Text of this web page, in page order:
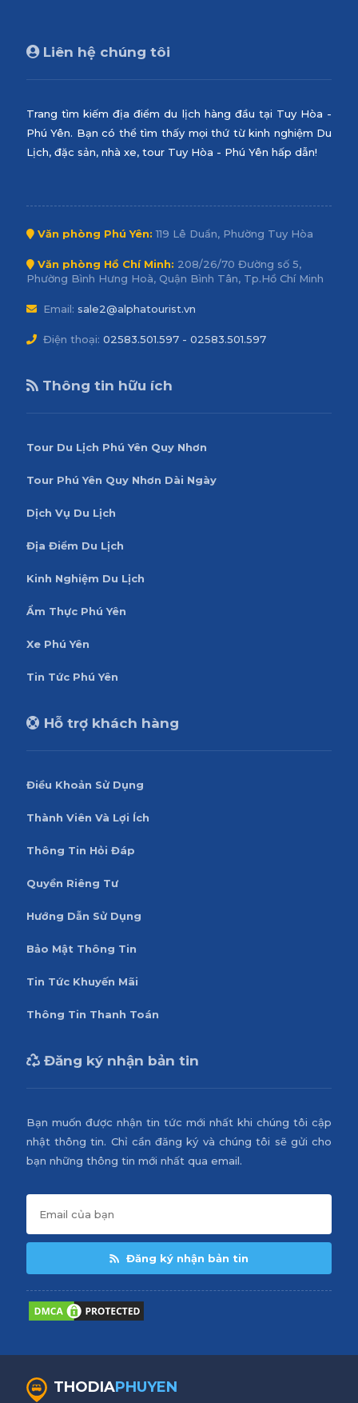
Liên hệ chúng tôi
Trang tìm kiếm địa điểm du lịch hàng đầu tại Tuy Hòa -
Phú Yên. Bạn có thể tìm thấy mọi thứ từ kinh nghiệm Du
Lịch, đặc sản, nhà xe, tour Tuy Hòa - Phú Yên hấp dẫn!
Văn phòng Phú Yên: 119 Lê Duẩn, Phường Tuy Hòa
Văn phòng Hồ Chí Minh: 208/26/70 Đường số 5,
Phường Bình Hưng Hoà, Quận Bình Tân, Tp.Hồ Chí Minh
Email: sale2@alphatourist.vn
Điện thoại: 02583.501.597 - 02583.501.597
Thông tin hữu ích
Tour Du Lịch Phú Yên Quy Nhơn
Tour Phú Yên Quy Nhơn Dài Ngày
Dịch Vụ Du Lịch
Địa Điểm Du Lịch
Kinh Nghiệm Du Lịch
Ẩm Thực Phú Yên
Xe Phú Yên
Tin Tức Phú Yên
Hỗ trợ khách hàng
Điều Khoản Sử Dụng
Thành Viên Và Lợi Ích
Thông Tin Hỏi Đáp
Quyền Riêng Tư
Hướng Dẫn Sử Dụng
Bảo Mật Thông Tin
Tin Tức Khuyến Mãi
Thông Tin Thanh Toán
Đăng ký nhận bản tin
Bạn muốn được nhận tin tức mới nhất khi chúng tôi cập
nhật thông tin. Chỉ cần đăng ký và chúng tôi sẽ gửi cho
bạn những thông tin mới nhất qua email.
Đăng ký nhận bản tin
THODIAPHUYEN